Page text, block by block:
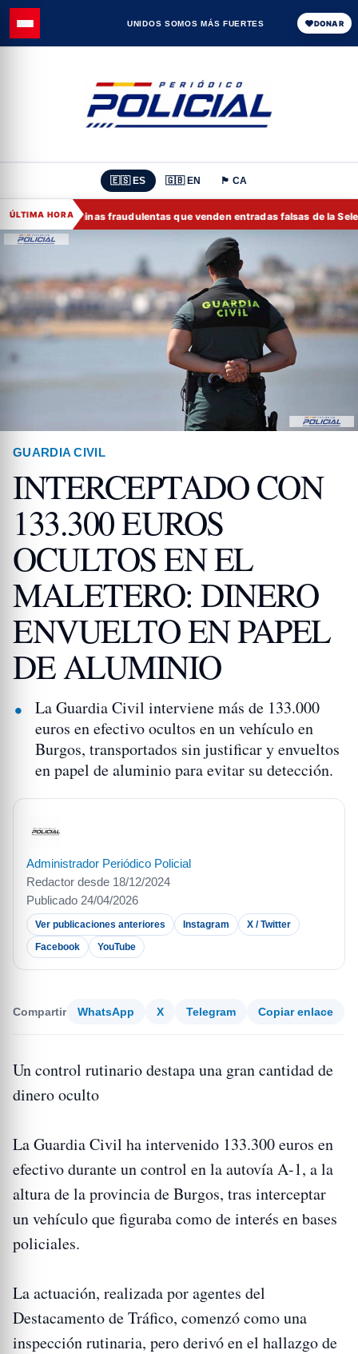
UNIDOS SOMOS MÁS FUERTES DONAR
🇪🇸 ES 🇬🇧 EN 🏴 CA
ÚLTIMA HORA
las páginas fraudulentas que venden entradas falsas de la
GUARDIA CIVIL
INTERCEPTADO CON
133.300 EUROS
OCULTOS EN EL
MALETERO: DINERO
ENVUELTO EN PAPEL
DE ALUMINIO
La Guardia Civil interviene más de 133.000
euros en efectivo ocultos en un vehículo en
Burgos, transportados sin justificar y envueltos
en papel de aluminio para evitar su detección.
Administrador Periódico Policial
Redactor desde 18/12/2024
Publicado 24/04/2026
Ver publicaciones anteriores Instagram
X / Twitter
Facebook
YouTube
Compartir WhatsApp X Telegram Copiar enlace
Un control rutinario destapa una gran cantidad de
dinero oculto
La Guardia Civil ha intervenido 133.300 euros en
efectivo durante un control en la autovía A-1, a la
altura de la provincia de Burgos, tras interceptar
un vehículo que figuraba como de interés en bases
policiales.
La actuación, realizada por agentes del
Destacamento de Tráfico, comenzó como una
inspección rutinaria, pero derivó en el hallazgo de